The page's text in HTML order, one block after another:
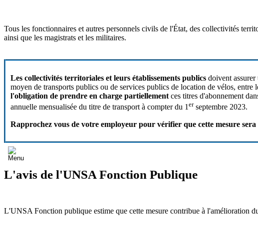
Tous les fonctionnaires et autres personnels civils de l'État, des collectivités
ainsi que les magistrats et les militaires.
Les collectivités territoriales et leurs établissements publics doivent assurer
moyen de transports publics ou de services publics de location de vélos,
l'obligation de prendre en charge partiellement ces titres d'abonnement
annuelle mensualisée du titre de transport à compter du 1erseptembre 2023.
Rapprochez vous de votre employeur pour vérifier que cette mesure
L'avis de l'UNSA Fonction Publique
L'UNSA Fonction publique estime que cette mesure contribue à l'amélioration